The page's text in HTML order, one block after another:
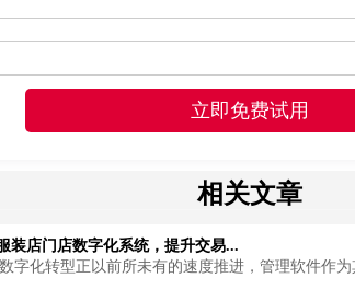
相关文章
装店门店数字化系统，提升交易...
字化转型正以前所未有的速度推进，管理软件作